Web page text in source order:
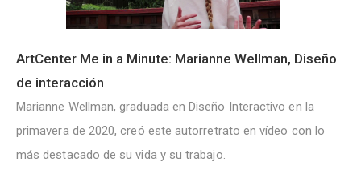
ArtCenter Me in a Minute: Marianne Wellman, Diseño
de interacción
Marianne Wellman, graduada en Diseño Interactivo en la
primavera de 2020, creó este autorretrato en vídeo con lo
más destacado de su vida y su trabajo.